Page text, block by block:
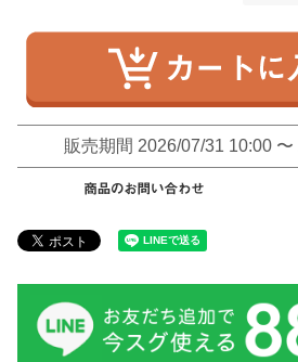
販売期間 2026/07/31 10:00 〜